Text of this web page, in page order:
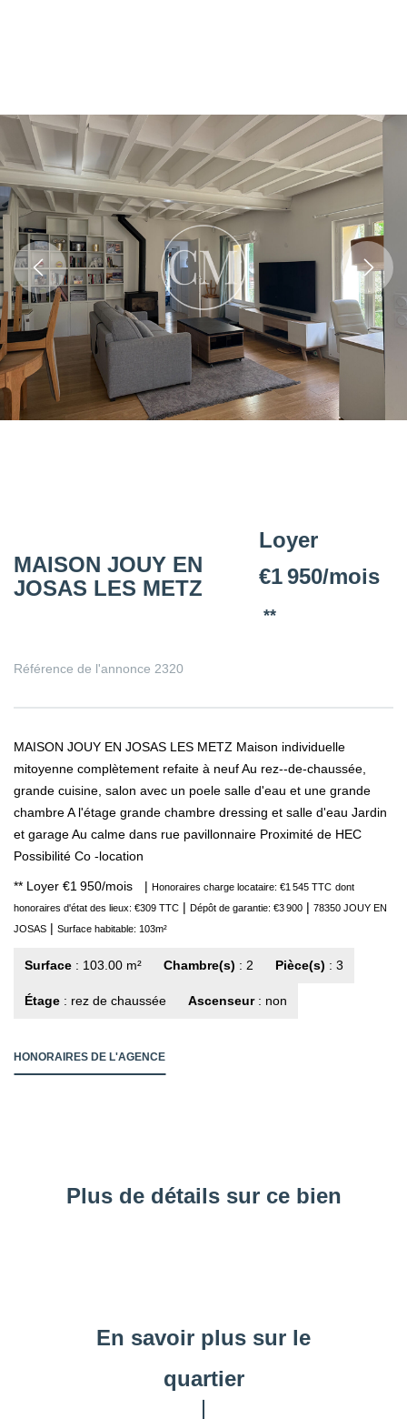
MAISON JOUY EN
JOSAS LES METZ
Loyer
€1 950/mois
**
Référence de l'annonce 2320
MAISON JOUY EN JOSAS LES METZ Maison individuelle
mitoyenne complètement refaite à neuf Au rez--de-chaussée,
grande cuisine, salon avec un poele salle d'eau et une grande
chambre A l'étage grande chambre dressing et salle d'eau Jardin
et garage Au calme dans rue pavillonnaire Proximité de HEC
Possibilité Co -location
** Loyer €1 950/mois | Honoraires charge locataire: €1 545 TTC dont
honoraires d'état des lieux: €309 TTC | Dépôt de garantie: €3 900 | 78350 JOUY EN
JOSAS | Surface habitable: 103m²
Surface : 103.00 m² Chambre(s) : 2 Pièce(s) : 3
Étage : rez de chaussée Ascenseur: non
HONORAIRES DE L'AGENCE
Plus de détails sur ce bien
En savoir plus sur le
quartier